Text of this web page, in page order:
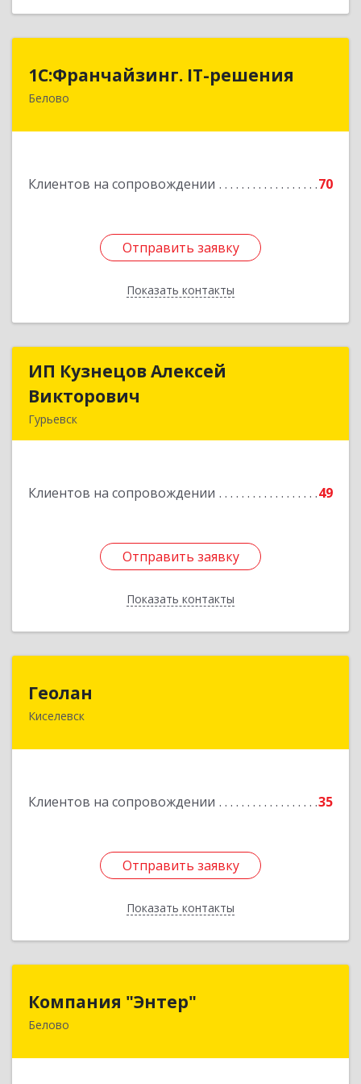
1С:Франчайзинг. IT-решения
Белово
Клиентов на сопровождении 70
Отправить заявку
Показать контакты
1С:Франчайзинг. IT-решения
Отправить заявку
Назад
ИП Кузнецов Алексей
Викторович
Гурьевск
Клиентов на сопровождении 49
Отправить заявку
Показать контакты
ИП Кузнецов Алексей
Подробнее
Отправить заявку
Назад
Геолан
Киселевск
Клиентов на сопровождении 35
Отправить заявку
Показать контакты
Отправить заявку
Назад
Компания "Энтер"
Белово
652600, Кемеровская обл, Белово г, Почтовый